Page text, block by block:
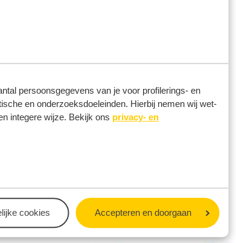
persoonsgegevens van je voor profilerings- en
en onderzoeksdoeleinden. Hierbij nemen wij wet-
integere wijze. Bekijk ons privacy- en
cookies Accepteren en doorgaan
partners